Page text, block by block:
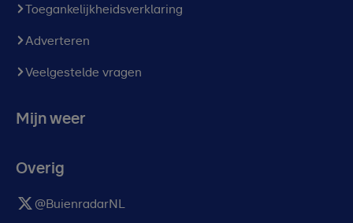
Toegankelijkheidsverklaring
Adverteren
Veelgestelde vragen
Mijn weer
Overig
@BuienradarNL